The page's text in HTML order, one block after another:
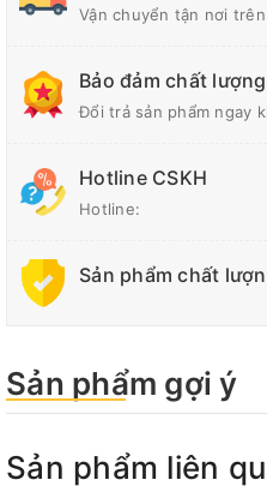
Vận chuyển tận nơi
Bảo đảm chất lượng
Đổi trả sản phẩm ngay
Hotline CSKH
Hotline:
Sản phẩm chất
Sản phẩm gợi ý
Sản phẩm liên